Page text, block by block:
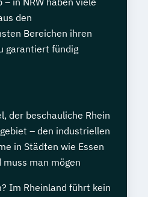
den
Bereichen ihren
garantiert fündig
der beschauliche Rhein
– den industriellen
in Städten wie Essen
man mögen
Im Rheinland führt kein